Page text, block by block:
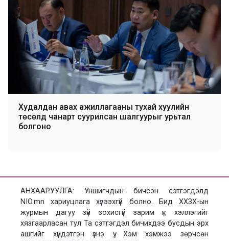
Худалдан авах ажиллагааны тухай хуулийн
төсөлд чанарт суурилсан шалгуурыг урьтал
болгоно
АНХААРУУЛГА: Уншигчдын бичсэн сэтгэгдэлд
NIO.mn хариуцлага хүлээхгүй болно. Бид ХХЗХ-ын
журмын дагуу зүй зохисгүй зарим үг, хэллэгийг
хязгаарласан тул Та сэтгэгдэл бичихдээ бусдын эрх
ашгийг хүндэтгэн үзнэ үү. Хэм хэмжээ зөрчсөн